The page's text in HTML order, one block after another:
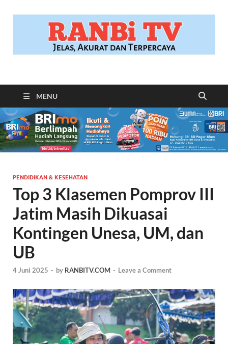
RANBITV.COM
MENU
PENDIDIKAN & KESEHATAN
Top 3 Klasemen Pomprov III
Jatim Masih Dikuasai
Kontingen Unesa, UM, dan
UB
4 Juni 2025 - by RANBITV.COM - Leave a Comment